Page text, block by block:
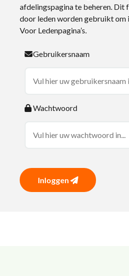
afdelingspagina te beheren. Dit
door leden worden gebruikt om
Voor Ledenpagina’s.
Gebruikersnaam
Wachtwoord
Inloggen